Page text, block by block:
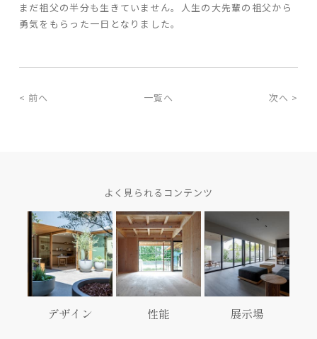
家づくりの流れ
暮らしの器
まだ祖父の半分も生きていません。人生の大先輩の祖父から
勇気をもらった一日となりました。
< 前へ 一覧へ 次へ >
よく見られるコンテンツ
デザイン 性能 展示場